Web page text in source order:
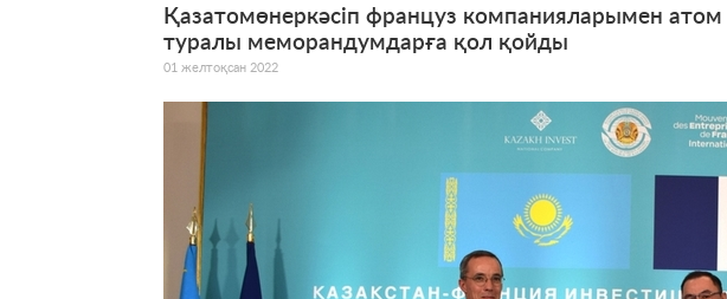
Қазатомөнеркәсіп француз компанияларымен
туралы меморандумдарға қол қойды
01 желтоқсан 2022